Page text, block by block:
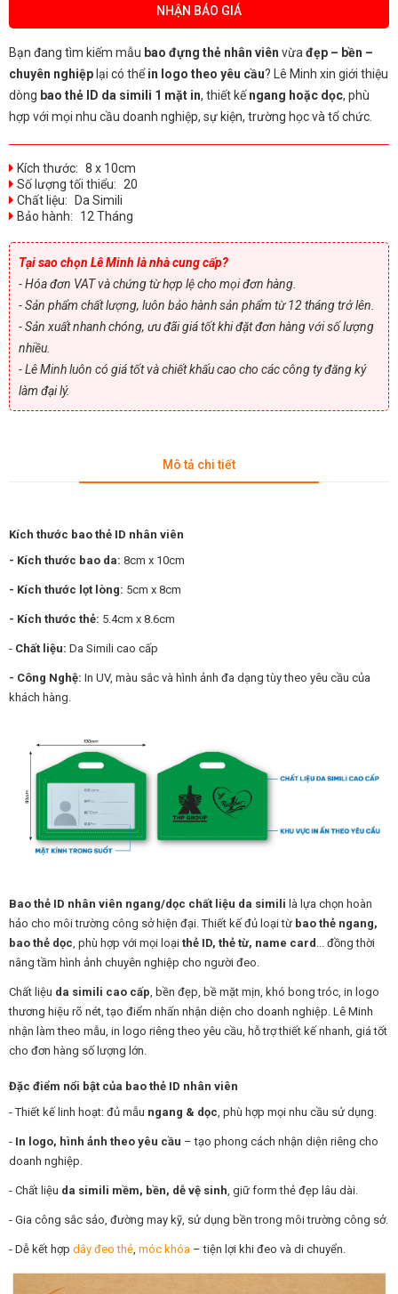
NHẬN BÁO GIÁ
Bạn đang tìm kiếm mẫu bao đựng thẻ nhân viên vừa đẹp – bền –
chuyên nghiệp lại có thểin logo theo yêu cầu? Lê Minh xin giới thiệu
dòng bao thẻ ID da simili 1 mặt in, thiết kếngang hoặc dọc, phù
hợp với mọi nhu cầu doanh nghiệp, sự kiện, trường học và tổ chức.
Kích thước: 8 x 10cm
Số lượng tối thiểu:
20
Chất liệu:
Da Simili
Bảo hành:
12 Tháng
Tại sao chọn Lê Minh là nhà cung cấp?
- Hóa đơn VAT và chứng từ hợp lệ cho mọi đơn hàng.
- Sản phẩm chất lượng, luôn bảo hành sản phẩm từ 12 tháng trở lên.
- Sản xuất nhanh chóng, ưu đãi giá tốt khi đặt đơn hàng với số lượng
nhiều.
- Lê Minh luôn có giá tốt và chiết khấu cao cho các công ty đăng ký
làm đại lý.
Mô tả chi tiết
Kích thước bao thẻ ID nhân viên
- Kích thước bao da: 8cm x 10cm
- Kích thước lọt lòng: 5cm x 8cm
- Kích thước thẻ: 5.4cm x 8.6cm
- Chất liệu: Da Simili cao cấp
- Công Nghệ: In UV, màu sắc và hình ảnh đa dạng tùy theo yêu cầu của
khách hàng.
Bao thẻ ID nhân viên ngang/dọc chất liệu da simili là lựa chọn hoàn
hảo cho môi trường công sở hiện đại. Thiết kế đủ loại từ bao thẻ ngang,
bao thẻ dọc , phù hợp với mọi loại thẻ ID, thẻ từ, name card ... đồng thời
nâng tầm hình ảnh chuyên nghiệp cho người đeo.
Chất liệu da simili cao cấp , bền đẹp, bề mặt mịn, khó bong tróc, in logo
thương hiệu rõ nét, tạo điểm nhấn nhận diện cho doanh nghiệp. Lê Minh
nhận làm theo mẫu, in logo riêng theo yêu cầu, hỗ trợ thiết kế nhanh, giá tốt
cho đơn hàng số lượng lớn.
Đặc điểm nổi bật của bao thẻ ID nhân viên
- Thiết kế linh hoạt: đủ mẫu ngang & dọc , phù hợp mọi nhu cầu sử dụng.
- In logo, hình ảnh theo yêu cầu – tạo phong cách nhận diện riêng cho
doanh nghiệp.
- Chất liệu da simili mềm, bền, dễ vệ sinh , giữ form thẻ đẹp lâu dài.
- Gia công sắc sảo, đường may kỹ, sử dụng bền trong môi trường công sở.
- Dễ kết hợp dây đeo thẻ móc khóa – tiện lợi khi đeo và di chuyển.